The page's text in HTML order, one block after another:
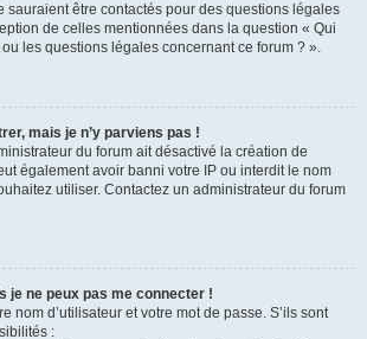
sauraient être contactés pour des questions légales
de celles mentionnées dans la question « Qui
les questions légales concernant ce forum ? ».
mais je n’y parviens pas !
du forum ait désactivé la création de
également avoir banni votre IP ou interdit le nom
utiliser. Contactez un administrateur du forum
je ne peux pas me connecter !
nom d’utilisateur et votre mot de passe. S’ils sont
: